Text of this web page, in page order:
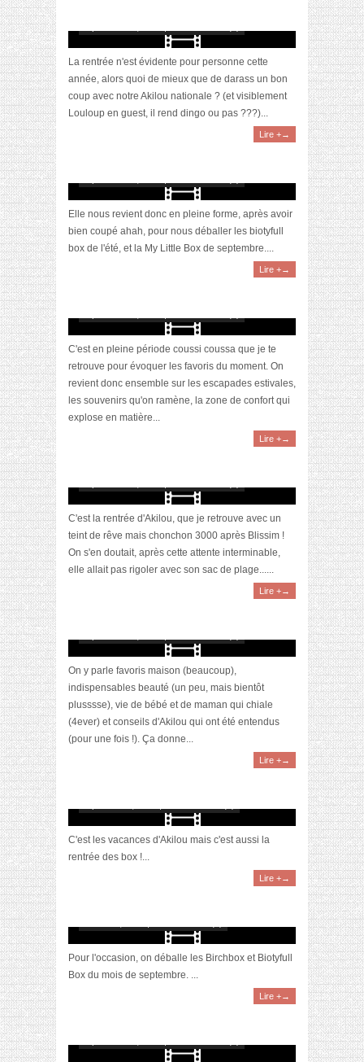
La rentrée n'est évidente pour personne cette
année, alors quoi de mieux que de darass un bon
coup avec notre Akilou nationale ? (et visiblement
Louloup en guest, il rend dingo ou pas ???)...
Lire +→
[Vidéo] Unboxing : les My Little & Biotyfull
Elle nous revient donc en pleine forme, après avoir
bien coupé ahah, pour nous déballer les biotyfull
box de l'été, et la My Little Box de septembre....
Lire +→
C'est en pleine période coussi coussa que je te
retrouve pour évoquer les favoris du moment. On
revient donc ensemble sur les escapades estivales,
les souvenirs qu'on ramène, la zone de confort qui
explose en matière...
Lire +→
[Vidéo] Unboxing : les Blissim & Biotyfull Box
C'est la rentrée d'Akilou, que je retrouve avec un
teint de rêve mais chonchon 3000 après Blissim !
On s'en doutait, après cette attente interminable,
elle allait pas rigoler avec son sac de plage......
Lire +→
On y parle favoris maison (beaucoup),
indispensables beauté (un peu, mais bientôt
plusssse), vie de bébé et de maman qui chiale
(4ever) et conseils d'Akilou qui ont été entendus
(pour une fois !). Ça donne...
Lire +→
[Vidéo] Unboxing : les Birchbox & Biotyfull
C'est les vacances d'Akilou mais c'est aussi la
rentrée des box !...
Lire +→
[Vidéo] Unboxing : les Birchbox & Biotyfull
Pour l'occasion, on déballe les Birchbox et Biotyfull
Box du mois de septembre. ...
Lire +→